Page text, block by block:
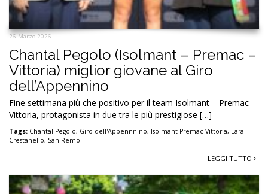
26 Marzo 2026
Chantal Pegolo (Isolmant – Premac –
Vittoria) miglior giovane al Giro
dell’Appennino
Fine settimana più che positivo per il team Isolmant – Premac –
Vittoria, protagonista in due tra le più prestigiose […]
Tags: Chantal Pegolo, Giro dell'Appennnino, Isolmant-Premac-Vittoria, Lara
Crestanello, San Remo
LEGGI TUTTO